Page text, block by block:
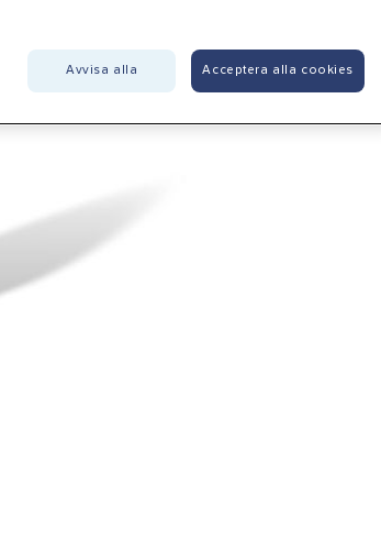
i Vara AB
Avvisa alla Acceptera alla cookies